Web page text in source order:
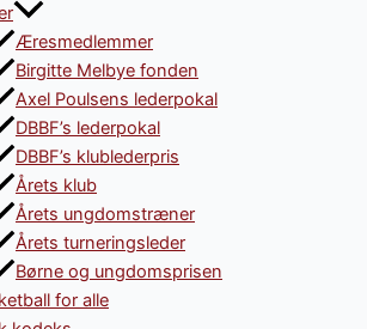
Æresmedlemmer
Birgitte Melbye fonden
Axel Poulsens lederpokal
DBBF’s lederpokal
DBBF’s klublederpris
Årets klub
Årets ungdomstræner
Årets turneringsleder
Børne og ungdomsprisen
for alle